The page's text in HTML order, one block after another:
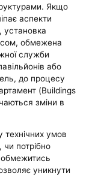
Якщо
аспекти
установка
обмежена
служби
або
до процесу
(Buildings
зміни в
умов
потрібно
обмежитись
уникнути